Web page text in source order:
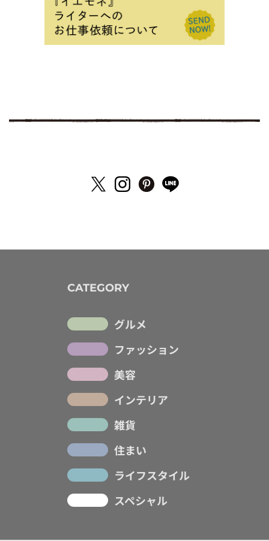
CATEGORY
グルメ
ファッション
美容
インテリア
雑貨
住まい
ライフスタイル
スペシャル